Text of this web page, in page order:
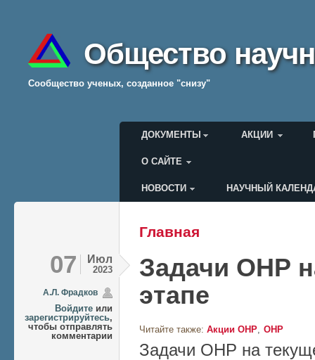
Общество
Cообщество ученых, созданное "снизу"
Главное меню
ДОКУМЕНТЫ АКЦИИ
О САЙТЕ
Меню пользователя
НОВОСТИ НАУЧНЫЙ
Вы здесь
Главная
07 Июл
2023
А.Л. Фрадков
Войдите или
зарегистрируйтесь,
чтобы отправлять
комментарии
Задачи ОНР
этапе
Читайте также: Акции ОНР ОНР
Задачи ОНР на